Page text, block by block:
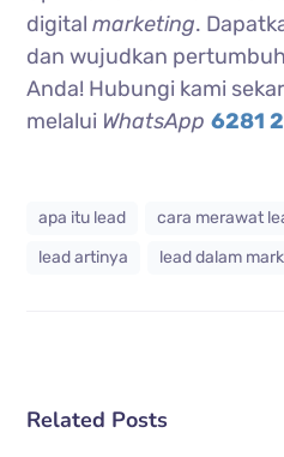
digitalmarketing.
dan wujudkan
Anda! Hubungi kami
melalui WhatsApp 6281
apa itu lead
cara merawat
lead artinya
lead dalam
Related Posts